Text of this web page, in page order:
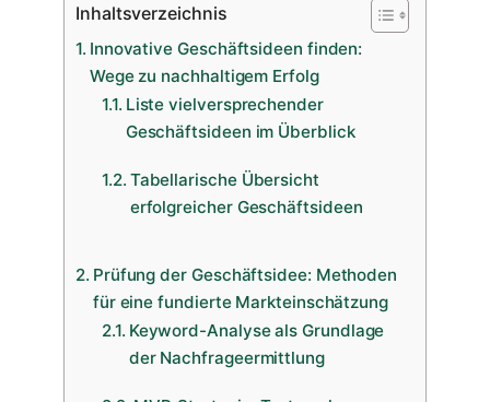
Inhaltsverzeichnis
Innovative Geschäftsideen finden:
Wege zu nachhaltigem Erfolg
Liste vielversprechender
Geschäftsideen im Überblick
Tabellarische Übersicht
erfolgreicher Geschäftsideen
Prüfung der Geschäftsidee: Methoden
für eine fundierte Markteinschätzung
Keyword-Analyse als Grundlage
der Nachfrageermittlung